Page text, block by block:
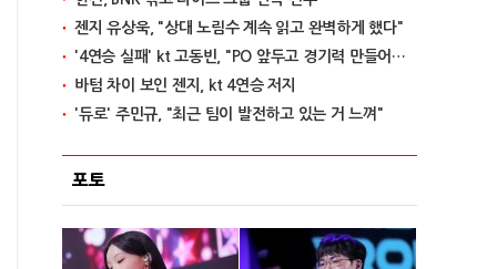
젠지 유상욱, "상대 노림수 계속 읽고 완벽하게 했다"
'4연승 실패' kt 고동빈, "PO 앞두고 경기력 만들어가는 단계"
바텀 차이 보인 젠지, kt 4연승 저지
'듀로' 주민규, "최근 팀이 발전하고 있는 거 느껴"
포토